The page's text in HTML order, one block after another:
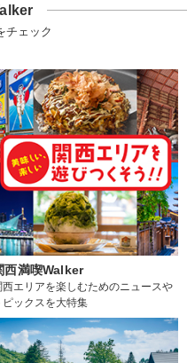
チェック
西満喫Walker
西エリアを楽しむためのニュースや
ピックスを大特集